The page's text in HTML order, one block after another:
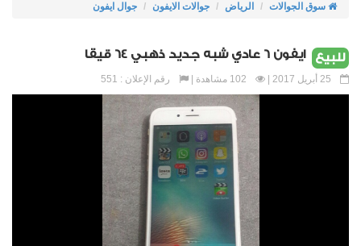
سوق الجوالات الرياض جوالات الايفون جوال ايفون
للبيع ايفون 6 عادي شبه جديد ذهبي 64 قيقا
رقم الإعلان : 551